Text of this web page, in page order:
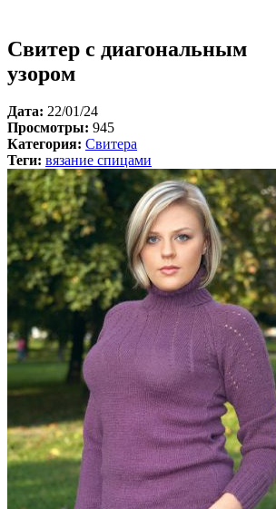
Свитер с диагональным
узором
Дата: 22/01/24
Просмотры: 945
Категория: Свитера
Теги: вязание спицами